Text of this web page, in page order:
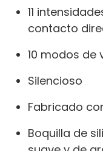
11
contacto
10 modos de
Silencioso
Fabricado
Boquilla de